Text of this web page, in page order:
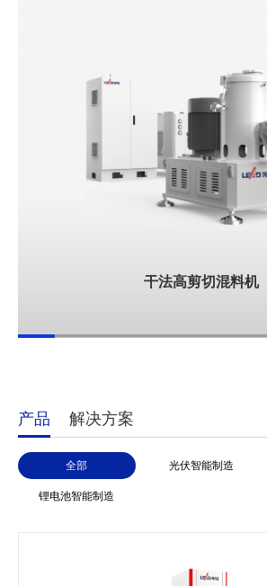
干法高剪切混料机
产品 解决方案
全部 光伏智能制造
锂电池智能制造